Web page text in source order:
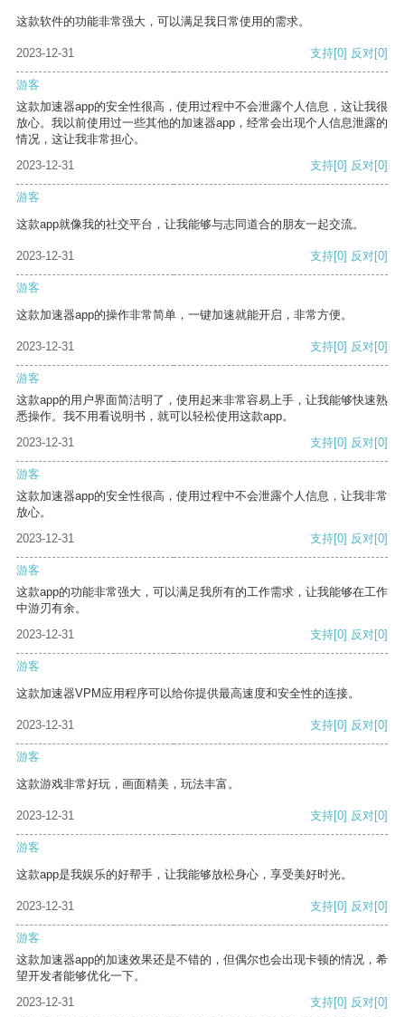
这款软件的功能非常强大，可以满足我日常使用的需求。
2023-12-31 支持[0] 反对[0]
游客
这款加速器app的安全性很高，使用过程中不会泄露个人信息，这让我很
放心。我以前使用过一些其他的加速器app，经常会出现个人信息泄露的
情况，这让我非常担心。
2023-12-31
支持[0] 反对[0]
游客
这款app就像我的社交平台，让我能够与志同道合的朋友一起交流。
2023-12-31 支持[0] 反对[0]
游客
这款加速器app的操作非常简单，一键加速就能开启，非常方便。
2023-12-31 支持[0] 反对[0]
游客
这款app的用户界面简洁明了，使用起来非常容易上手，让我能够快速熟
悉操作。我不用看说明书，就可以轻松使用这款app。
2023-12-31
支持[0] 反对[0]
游客
这款加速器app的安全性很高，使用过程中不会泄露个人信息，让我非常
放心。
2023-12-31
支持[0] 反对[0]
游客
这款app的功能非常强大，可以满足我所有的工作需求，让我能够在工作
中游刃有余。
2023-12-31
支持[0] 反对[0]
游客
这款加速器VPM应用程序可以给你提供最高速度和安全性的连接。
2023-12-31 支持[0] 反对[0]
游客
这款游戏非常好玩，画面精美，玩法丰富。
2023-12-31 支持[0] 反对[0]
游客
这款app是我娱乐的好帮手，让我能够放松身心，享受美好时光。
2023-12-31 支持[0] 反对[0]
游客
这款加速器app的加速效果还是不错的，但偶尔也会出现卡顿的情况，希
望开发者能够优化一下。
2023-12-31
支持[0] 反对[0]